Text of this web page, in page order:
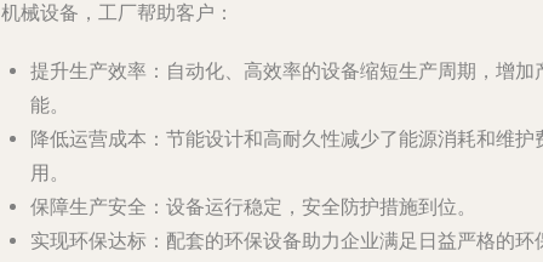
械设备，工厂帮助客户：
提升生产效率 ：自动化、高效率的设备缩短生产周期，增加
能。
降低运营成本 ：节能设计和高耐久性减少了能源消耗和维护
用。
保障生产安全 ：设备运行稳定，安全防护措施到位。
实现环保达标 ：配套的环保设备助力企业满足日益严格的环